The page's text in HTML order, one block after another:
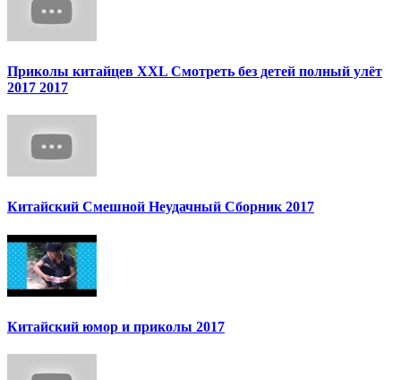
Приколы китайцев XXL Смотреть без детей полный улёт
2017 2017
Китайский Смешной Неудачный Сборник 2017
Китайский юмор и приколы 2017